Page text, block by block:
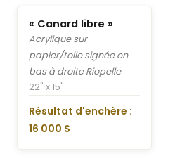
« Canard libre »
Acrylique sur
papier/toile signée en
bas à droite Riopelle
22" x 15"
Résultat d'enchère :
16 000 $